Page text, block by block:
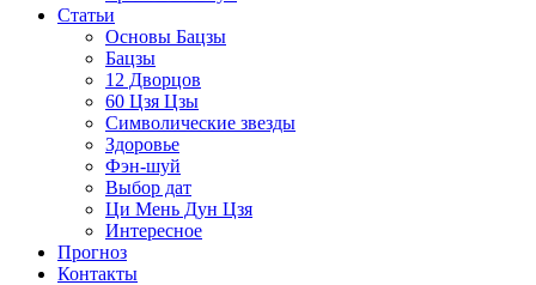
Статьи
Основы Бацзы
Бацзы
12 Дворцов
60 Цзя Цзы
Символические звезды
Здоровье
Фэн-шуй
Выбор дат
Ци Мень Дун Цзя
Интересное
Прогноз
Контакты